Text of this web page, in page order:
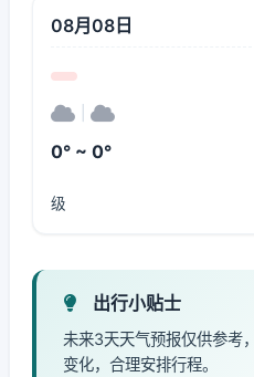
08月08日
0° ~ 0°
级
出行小贴士
未来3天天气预报仅供参考
变化，合理安排行程。